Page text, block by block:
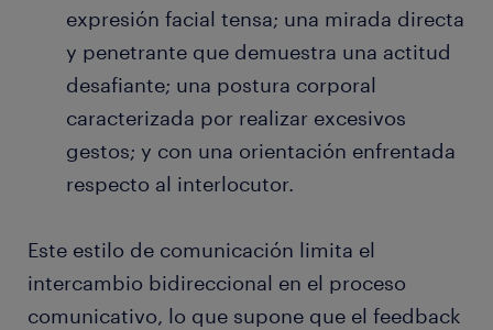
expresión facial tensa; una mirada directa
y penetrante que demuestra una actitud
desafiante; una postura corporal
caracterizada por realizar excesivos
gestos; y con una orientación enfrentada
respecto al interlocutor.
Este estilo de comunicación limita el
intercambio bidireccional en el proceso
comunicativo, lo que supone que el feedback